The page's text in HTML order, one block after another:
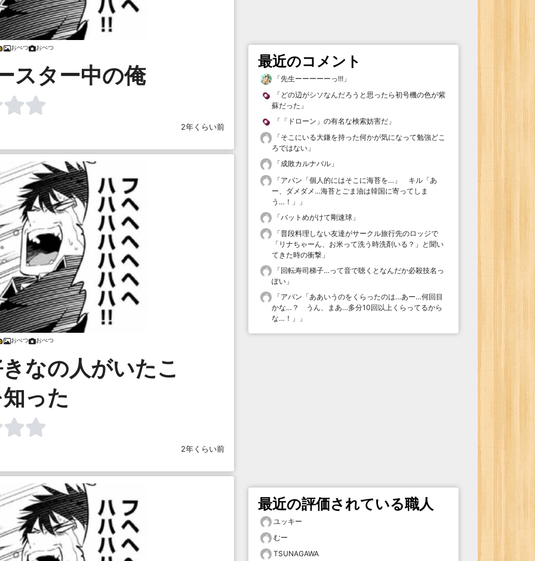
おぺつ おぺつ
スター中の俺
2年くらい前
おぺつ おぺつ
なの人がいたこ
った
2年くらい前
最近のコメント
「先生ーーーーーっ!!! 」
「 どの辺がシソなんだろうと思ったら初号機の色が紫
蘇だった 」
「 「ドローン」の有名な検索妨害だ 」
「そこにいる大鎌を持った何かが気になって勉強どこ
ろではない 」
「成敗カルナバル 」
「アバン「個人的にはそこに海苔を…」 キル「あ
ー、ダメダメ…海苔とごま油は韓国に寄ってしま
う…！」
」
「バットめがけて剛速球 」
「普段料理しない友達がサークル旅行先のロッジで
「リナちゃーん、お米って洗う時洗剤いる？」と聞い
てきた時の衝撃 」
「回転寿司梯子…って音で聴くとなんだか必殺技名っ
ぽい 」
「アバン「ああいうのをくらったのは…あー…何回目
かな…？ うん、まあ…多分10回以上くらってるから
な…！」
」
最近の評価されている職人
ユッキー
むー
TSUNAGAWA